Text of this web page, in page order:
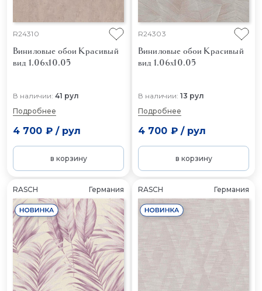
R24310
Виниловые обои Красивый
вид 1.06x10.05
В наличии: 41 рул
Подробнее
4 700 ₽/ рул
в корзину
R24303
Виниловые обои Красивый
вид 1.06x10.05
В наличии: 13 рул
Подробнее
4 700 ₽/ рул
в корзину
RASCH Германия RASCH Германия